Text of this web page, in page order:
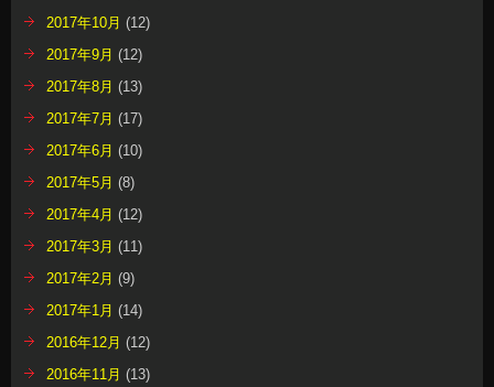
2017年10月 (12)
2017年9月 (12)
2017年8月 (13)
2017年7月 (17)
2017年6月 (10)
2017年5月 (8)
2017年4月 (12)
2017年3月 (11)
2017年2月 (9)
2017年1月 (14)
2016年12月 (12)
2016年11月 (13)